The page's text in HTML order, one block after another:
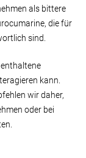
als bittere
die für
sind.
kann.
wir daher,
oder bei